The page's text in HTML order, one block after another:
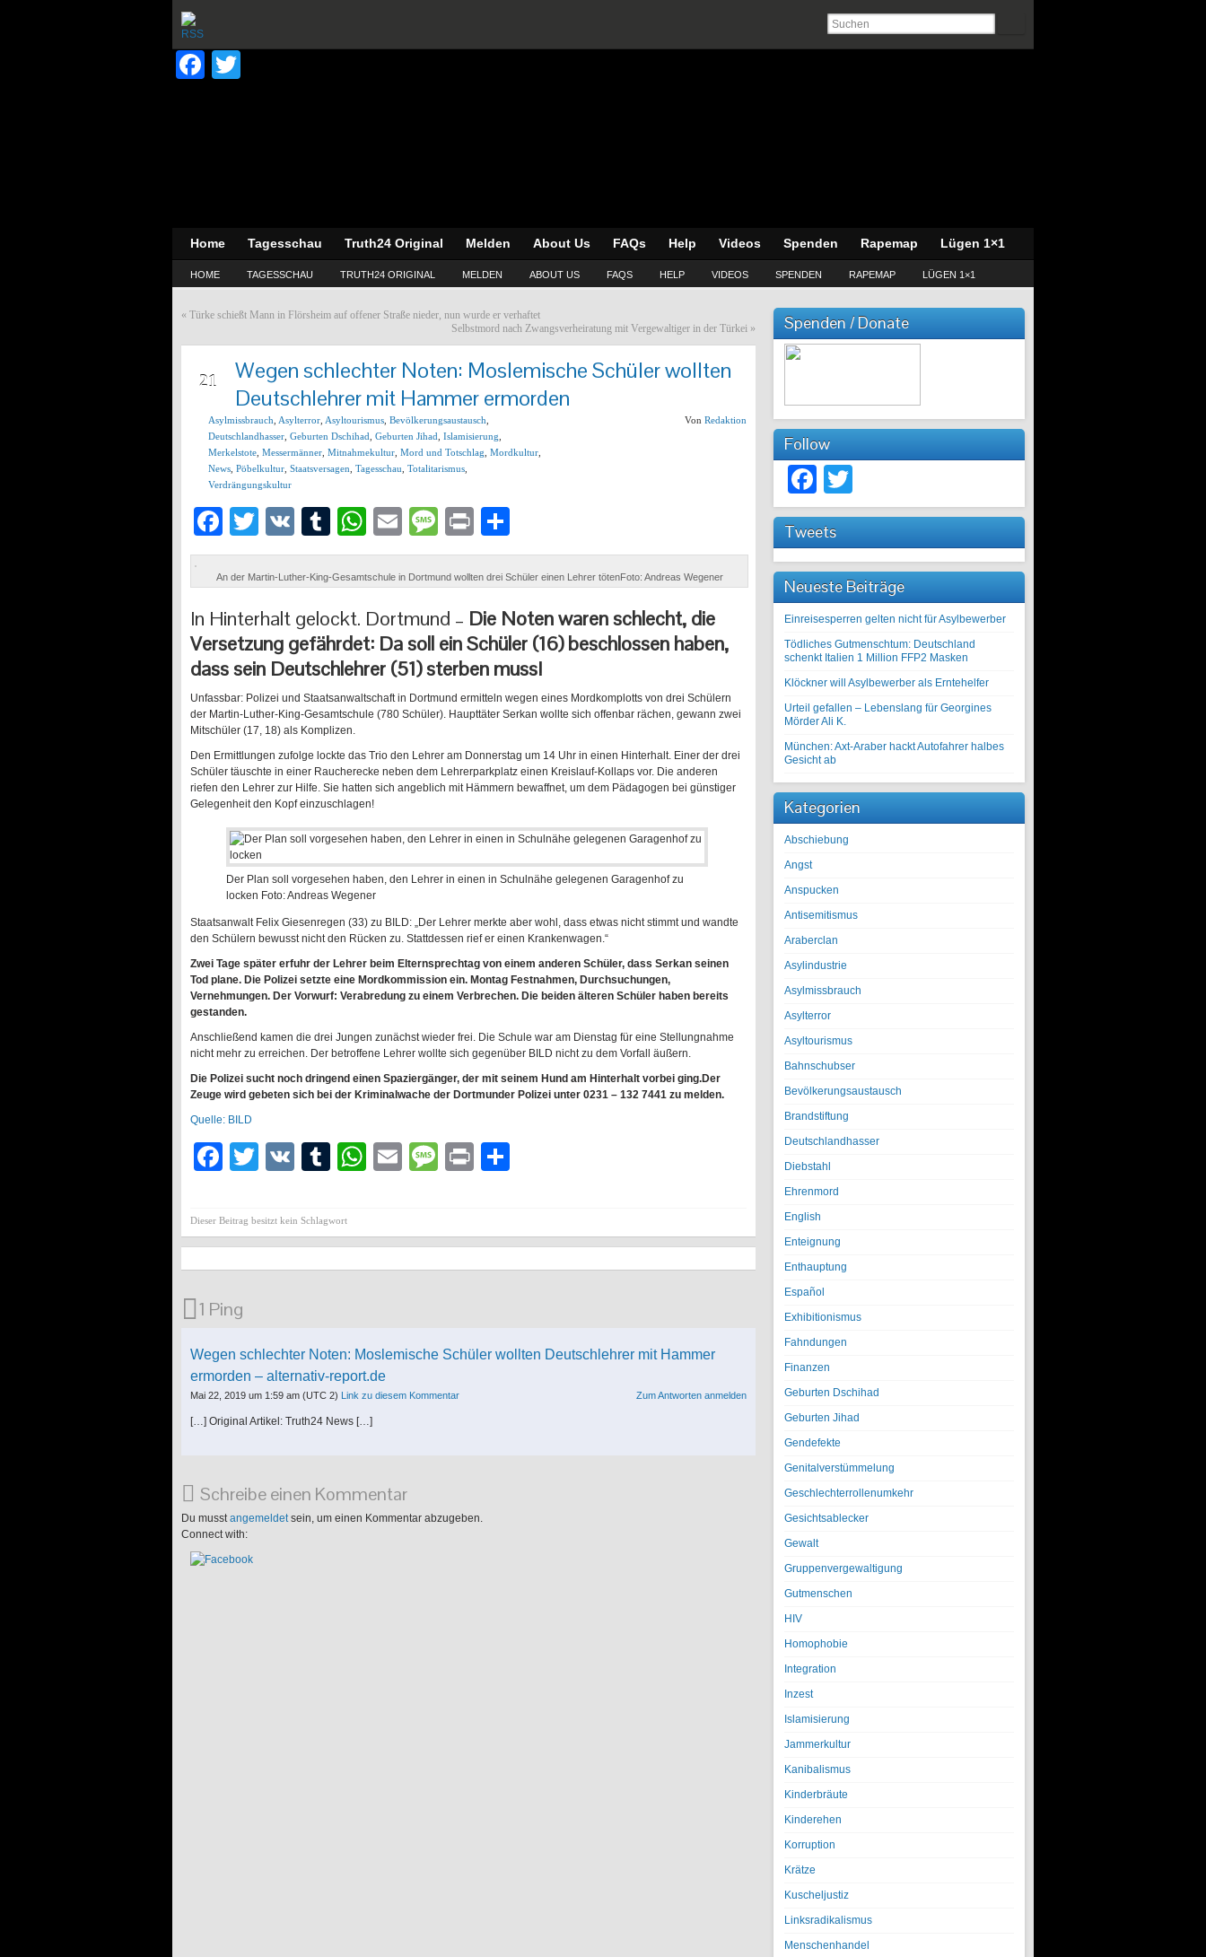
Facebook
Home Tagesschau Truth24 Original Melden About Us FAQs Help Videos Spenden Rapemap Lügen 1×1
HOME TAGESSCHAU TRUTH24 ORIGINAL MELDEN ABOUT US FAQS HELP VIDEOS SPENDEN RAPEMAP LÜGEN 1×1
« Türke schießt Mann in Flörsheim auf offener Straße nieder, nun wurde er verhaftet
Selbstmord nach Zwangsverheiratung mit Vergewaltiger in der Türkei »
21
Wegen schlechter Noten: Moslemische Schüler wollten
Deutschlehrer mit Hammer ermorden
Asylmissbrauch Asylterror Asyltourismus Bevölkerungsaustausch
Deutschlandhasser Geburten Dschihad Geburten Jihad Islamisierung
Merkelstote Messermänner Mitnahmekultur Mord und Totschlag Mordkultur
News Pöbelkultur Staatsversagen Tagesschau Totalitarismus
Verdrängungskultur
Von Redaktion
Facebook
Twitter
VK Tumblr
WhatsApp
EmailMessage
Print
An der Martin-Luther-King-Gesamtschule in Dortmund wollten drei Schüler einen Lehrer tötenFoto: Andreas Wegener
In Hinterhalt gelockt. Dortmund – Die Noten waren schlecht, die
Versetzung gefährdet: Da soll ein Schüler (16) beschlossen haben,
dass sein Deutschlehrer (51) sterben muss!
Unfassbar: Polizei und Staatsanwaltschaft in Dortmund ermitteln wegen eines Mordkomplotts von drei Schülern
der Martin-Luther-King-Gesamtschule (780 Schüler). Haupttäter Serkan wollte sich offenbar rächen, gewann zwei
Mitschüler (17, 18) als Komplizen.
Den Ermittlungen zufolge lockte das Trio den Lehrer am Donnerstag um 14 Uhr in einen Hinterhalt. Einer der drei
Schüler täuschte in einer Raucherecke neben dem Lehrerparkplatz einen Kreislauf-Kollaps vor. Die anderen
riefen den Lehrer zur Hilfe. Sie hatten sich angeblich mit Hämmern bewaffnet, um dem Pädagogen bei günstiger
Gelegenheit den Kopf einzuschlagen!
Der Plan soll vorgesehen haben, den Lehrer in einen in Schulnähe gelegenen Garagenhof zu
locken Foto: Andreas Wegener
Staatsanwalt Felix Giesenregen (33) zu BILD: „Der Lehrer merkte aber wohl, dass etwas nicht stimmt und wandte
den Schülern bewusst nicht den Rücken zu. Stattdessen rief er einen Krankenwagen.“
Zwei Tage später erfuhr der Lehrer beim Elternsprechtag von einem anderen Schüler, dass Serkan seinen
Tod plane. Die Polizei setzte eine Mordkommission ein. Montag Festnahmen, Durchsuchungen,
Vernehmungen. Der Vorwurf: Verabredung zu einem Verbrechen. Die beiden älteren Schüler haben bereits
gestanden.
Anschließend kamen die drei Jungen zunächst wieder frei. Die Schule war am Dienstag für eine Stellungnahme
nicht mehr zu erreichen. Der betroffene Lehrer wollte sich gegenüber BILD nicht zu dem Vorfall äußern.
Die Polizei sucht noch dringend einen Spaziergänger, der mit seinem Hund am Hinterhalt vorbei ging.Der
Zeuge wird gebeten sich bei der Kriminalwache der Dortmunder Polizei unter 0231 – 132 7441 zu melden.
Quelle: BILD
Facebook
Twitter
VK Tumblr
WhatsApp
EmailMessage
Print
Dieser Beitrag besitzt kein Schlagwort
1 Ping
Wegen schlechter Noten: Moslemische Schüler wollten Deutschlehrer mit Hammer
ermorden – alternativ-report.de
Mai 22, 2019 um 1:59 am (UTC 2) Link zu diesem Kommentar Zum Antworten anmelden
[…] Original Artikel: Truth24 News […]
Schreibe einen Kommentar
Du musstangemeldetsein, um einen Kommentar abzugeben.
Connect with:
Spenden / Donate
Follow
Facebook
Tweets
Neueste Beiträge
Einreisesperren gelten nicht für Asylbewerber
Tödliches Gutmenschtum: Deutschland
schenkt Italien 1 Million FFP2 Masken
Klöckner will Asylbewerber als Erntehelfer
Urteil gefallen – Lebenslang für Georgines
Mörder Ali K.
München: Axt-Araber hackt Autofahrer halbes
Gesicht ab
Kategorien
Abschiebung
Angst
Anspucken
Antisemitismus
Araberclan
Asylindustrie
Asylmissbrauch
Asylterror
Asyltourismus
Bahnschubser
Bevölkerungsaustausch
Brandstiftung
Deutschlandhasser
Diebstahl
Ehrenmord
English
Enteignung
Enthauptung
Español
Exhibitionismus
Fahndungen
Finanzen
Geburten Dschihad
Geburten Jihad
Gendefekte
Genitalverstümmelung
Geschlechterrollenumkehr
Gesichtsablecker
Gewalt
Gruppenvergewaltigung
Gutmenschen
HIV
Homophobie
Integration
Inzest
Islamisierung
Jammerkultur
Kanibalismus
Kinderbräute
Kinderehen
Korruption
Krätze
Kuscheljustiz
Linksradikalismus
Menschenhandel